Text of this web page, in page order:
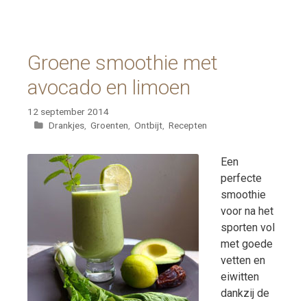
Groene smoothie met
avocado en limoen
12 september 2014
Categorieën
Drankjes Groenten Ontbijt Recepten
Een
perfecte
smoothie
voor na het
sporten vol
met goede
vetten en
eiwitten
dankzij de